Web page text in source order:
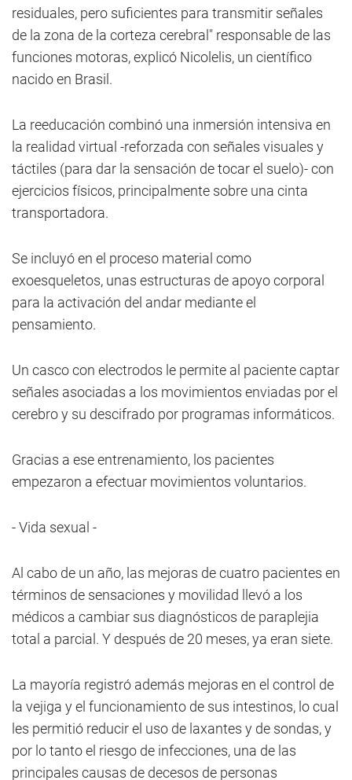
residuales, pero suficientes para transmitir señales
de la zona de la corteza cerebral" responsable de las
funciones motoras, explicó Nicolelis, un científico
nacido en Brasil.
La reeducación combinó una inmersión intensiva en
la realidad virtual -reforzada con señales visuales y
táctiles (para dar la sensación de tocar el suelo)- con
ejercicios físicos, principalmente sobre una cinta
transportadora.
Se incluyó en el proceso material como
exoesqueletos, unas estructuras de apoyo corporal
para la activación del andar mediante el
pensamiento.
Un casco con electrodos le permite al paciente captar
señales asociadas a los movimientos enviadas por el
cerebro y su descifrado por programas informáticos.
Gracias a ese entrenamiento, los pacientes
empezaron a efectuar movimientos voluntarios.
- Vida sexual -
Al cabo de un año, las mejoras de cuatro pacientes en
términos de sensaciones y movilidad llevó a los
médicos a cambiar sus diagnósticos de paraplejia
total a parcial. Y después de 20 meses, ya eran siete.
La mayoría registró además mejoras en el control de
la vejiga y el funcionamiento de sus intestinos, lo cual
les permitió reducir el uso de laxantes y de sondas, y
por lo tanto el riesgo de infecciones, una de las
principales causas de decesos de personas